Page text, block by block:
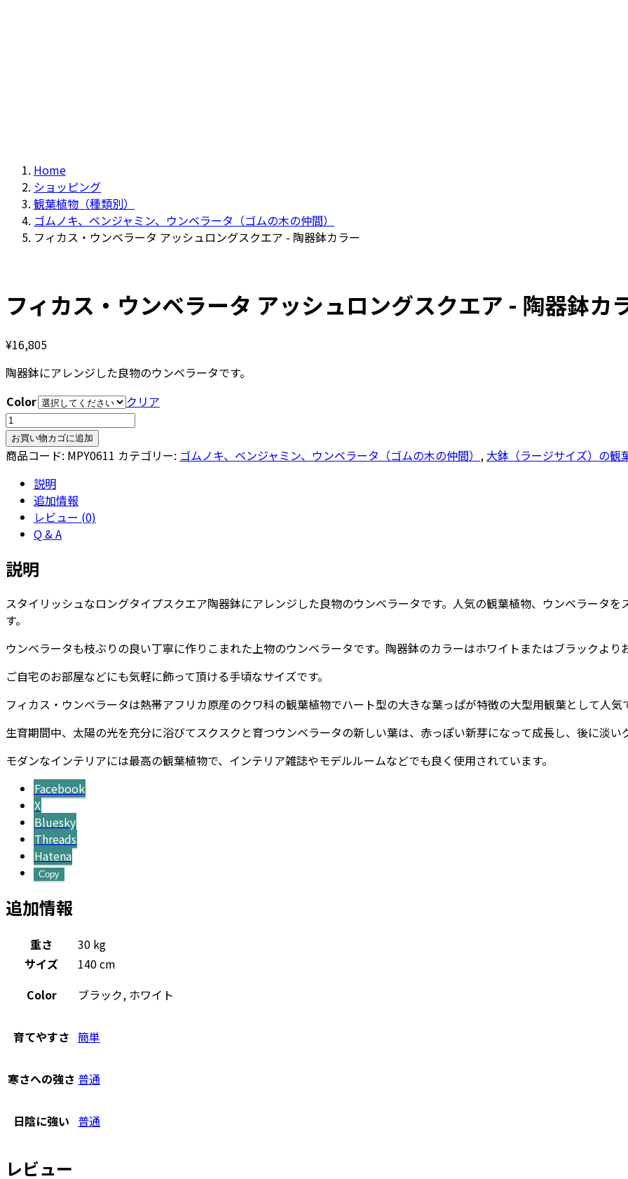
Home
ショッピング
観葉植物（種類別）
ゴムノキ、ベンジャミン、ウンベラータ（ゴムの木の仲間）
フィカス・ウンベラータ アッシュロングスクエア - 陶器鉢カラー
フィカス・ウンベラータ アッシュロングスクエア - 陶器鉢カ
¥16,805
陶器鉢にアレンジした良物のウンベラータです。
Color
クリア
フ
ィ
カ
タ
ッ
シ
ロ
ン
グ
ス
エ
ア
お買い物カゴに追加
商品コード: MPY0611 カテゴリー: ゴムノキ、ベンジャミン、ウンベラータ（ゴムの木の仲間） , 大鉢（ラージサイズ）の観
説明
追加情報
レビュー (0)
Q & A
説明
スタイリッシュなロングタイプスクエア陶器鉢にアレンジした良物のウンベラータです。人気の観葉植物、ウンベラータ
す。
ウンベラータも枝ぶりの良い丁寧に作りこまれた上物のウンベラータです。陶器鉢のカラーはホワイトまたはブラックより
ご自宅のお部屋などにも気軽に飾って頂ける手頃なサイズです。
フィカス・ウンベラータは熱帯アフリカ原産のクワ科の観葉植物でハート型の大きな葉っぱが特徴の大型用観葉として人気
生育期間中、太陽の光を充分に浴びてスクスクと育つウンベラータの新しい葉は、赤っぽい新芽になって成長し、後に淡い
モダンなインテリアには最高の観葉植物で、インテリア雑誌やモデルルームなどでも良く使用されています。
Facebook
X
Bluesky
Threads
Hatena
Copy
追加情報
重さ
30 kg
サイズ
140 cm
Color
ブラック, ホワイト
育てやすさ 簡単
寒さへの強さ 普通
日陰に強い 普通
レビュー